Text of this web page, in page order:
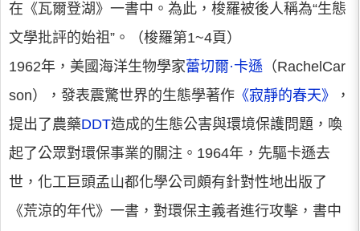
在《瓦爾登湖》一書中。為此，梭羅被後人稱為“生態
文學批評的始祖”。（梭羅第1~4頁）
1962年，美國海洋生物學家蕾切爾·卡遜 （RachelCar
son），發表震驚世界的生態學著作 《寂靜的春天》
，
提出了農藥DDT造成的生態公害與環境保護問題，喚
起了公眾對環保事業的關注。1964年，先驅卡遜去
世，化工巨頭孟山都化學公司頗有針對性地出版了
《荒涼的年代》一書，對環保主義者進行攻擊，書中